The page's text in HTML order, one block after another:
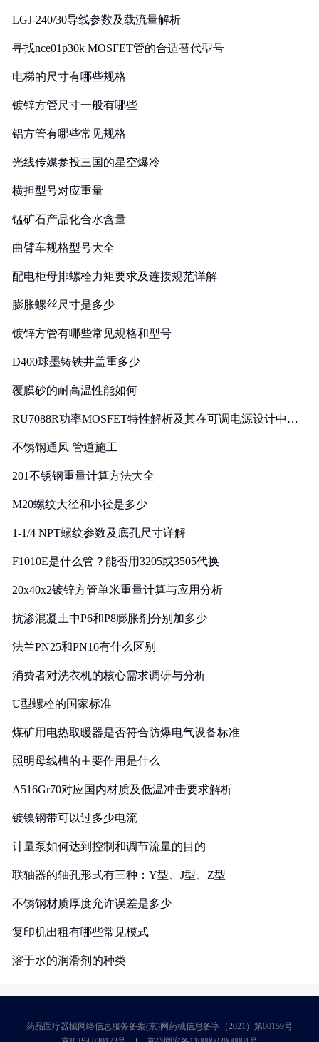
LGJ-240/30导线参数及载流量解析
寻找nce01p30k MOSFET管的合适替代型号
电梯的尺寸有哪些规格
镀锌方管尺寸一般有哪些
铝方管有哪些常见规格
光线传媒参投三国的星空爆冷
横担型号对应重量
锰矿石产品化合水含量
曲臂车规格型号大全
配电柜母排螺栓力矩要求及连接规范详解
膨胀螺丝尺寸是多少
镀锌方管有哪些常见规格和型号
D400球墨铸铁井盖重多少
覆膜砂的耐高温性能如何
RU7088R功率MOSFET特性解析及其在可调电源设计中的
不锈钢通风 管道施工
201不锈钢重量计算方法大全
M20螺纹大径和小径是多少
1-1/4 NPT螺纹参数及底孔尺寸详解
F1010E是什么管？能否用3205或3505代换
20x40x2镀锌方管单米重量计算与应用分析
抗渗混凝土中P6和P8膨胀剂分别加多少
法兰PN25和PN16有什么区别
消费者对洗衣机的核心需求调研与分析
U型螺栓的国家标准
煤矿用电热取暖器是否符合防爆电气设备标准
照明母线槽的主要作用是什么
A516Gr70对应国内材质及低温冲击要求解析
镀镍钢带可以过多少电流
计量泵如何达到控制和调节流量的目的
联轴器的轴孔形式有三种：Y型、J型、Z型
不锈钢材质厚度允许误差是多少
复印机出租有哪些常见模式
溶于水的润滑剂的种类
药品医疗器械网络信息服务备案(京)网药械信息备字（2021）第00159号